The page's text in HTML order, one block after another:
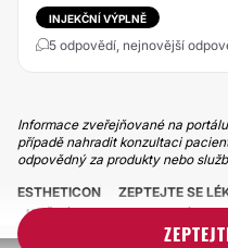
INJEKČNÍ VÝPLNĚ
5 odpovědí, nejnovější
Informace zveřejňované na
případě nahradit konzultaci
odpovědný za produkty nebo
ESTHETICON ZEPTEJTE SE
KAŽDÉ OKO JINAK VELKÉ